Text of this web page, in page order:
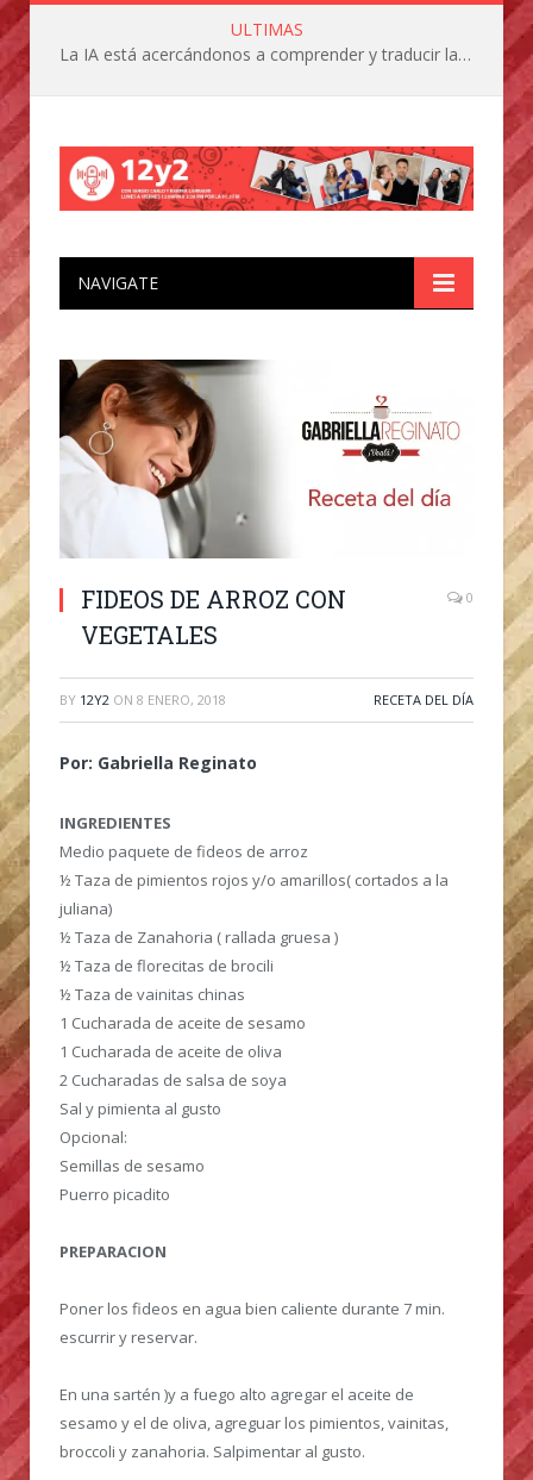
ULTIMAS
La IA está acercándonos a comprender y traducir las vocalizaciones y comportamientos de nuestras mascotas
NAVIGATE
FIDEOS DE ARROZ CON
VEGETALES
0
BY 12Y2 ON 8 ENERO, 2018 RECETA DEL DÍA
Por: Gabriella Reginato
INGREDIENTES
Medio paquete de fideos de arroz
½ Taza de pimientos rojos y/o amarillos( cortados a la
juliana)
½ Taza de Zanahoria ( rallada gruesa )
½ Taza de florecitas de brocili
½ Taza de vainitas chinas
1 Cucharada de aceite de sesamo
1 Cucharada de aceite de oliva
2 Cucharadas de salsa de soya
Sal y pimienta al gusto
Opcional:
Semillas de sesamo
Puerro picadito
PREPARACION
Poner los fideos en agua bien caliente durante 7 min.
escurrir y reservar.
En una sartén )y a fuego alto agregar el aceite de
sesamo y el de oliva, agreguar los pimientos, vainitas,
broccoli y zanahoria. Salpimentar al gusto.